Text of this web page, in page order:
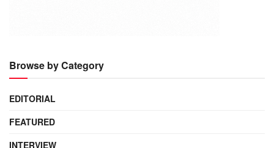
Browse by Category
EDITORIAL
FEATURED
INTERVIEW